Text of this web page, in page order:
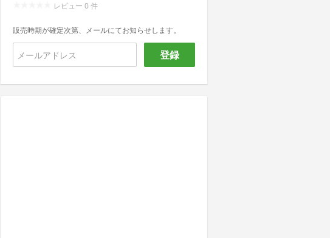
レビュー 0 件
販売時期が確定次第、メールにてお知らせします。
登録